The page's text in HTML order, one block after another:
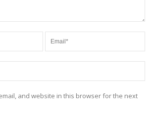
and website in this browser for the next